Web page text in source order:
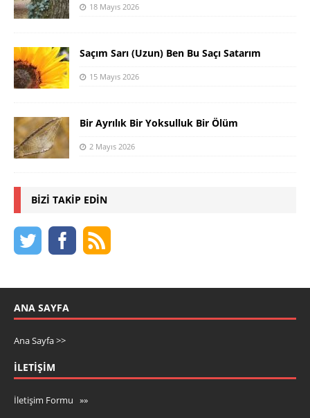
18 Mayıs 2026
Saçım Sarı (Uzun) Ben Bu Saçı Satarım
15 Mayıs 2026
Bir Ayrılık Bir Yoksulluk Bir Ölüm
2 Mayıs 2026
BIZI TAKIP EDIN
ANA SAYFA
Ana Sayfa >>
İLETIŞIM
İletişim Formu »»